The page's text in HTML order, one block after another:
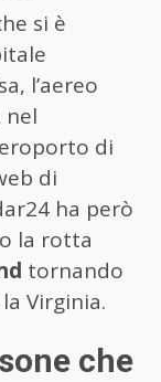
si è
l’aereo
nel
di
di
ha però
la rotta
tornando
Virginia.
che